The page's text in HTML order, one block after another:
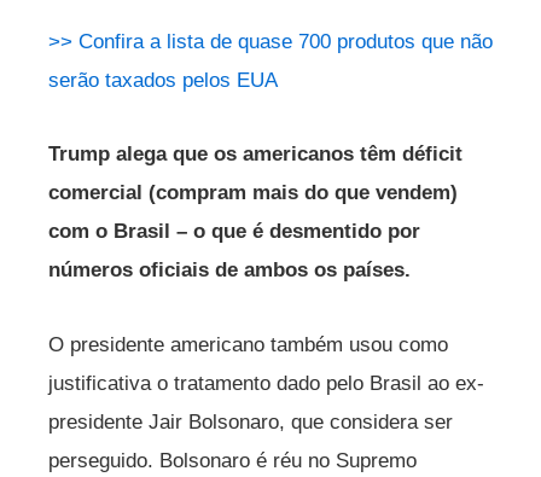
>> Confira a lista de quase 700 produtos que não
serão taxados pelos EUA
Trump alega que os americanos têm déficit
comercial (compram mais do que vendem)
com o Brasil – o que é desmentido por
números oficiais de ambos os países.
O presidente americano também usou como
justificativa o tratamento dado pelo Brasil ao ex-
presidente Jair Bolsonaro, que considera ser
perseguido. Bolsonaro é réu no Supremo